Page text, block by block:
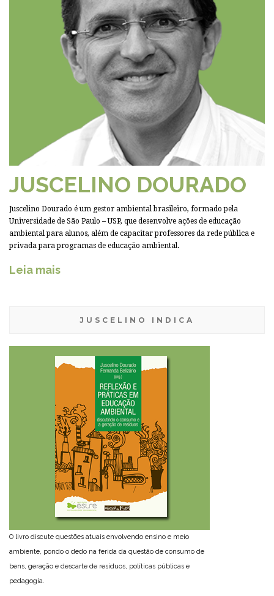
JUSCELINO DOURADO
Juscelino Dourado é um gestor ambiental brasileiro, formado pela
Universidade de São Paulo – USP, que desenvolve ações de educação
ambiental para alunos, além de capacitar professores da rede pública e
privada para programas de educação ambiental.
Leia mais
JUSCELINO INDICA
O livro discute questões atuais envolvendo ensino e meio
ambiente, pondo o dedo na ferida da questão de consumo de
bens, geração e descarte de resíduos, políticas públicas e
pedagogia.